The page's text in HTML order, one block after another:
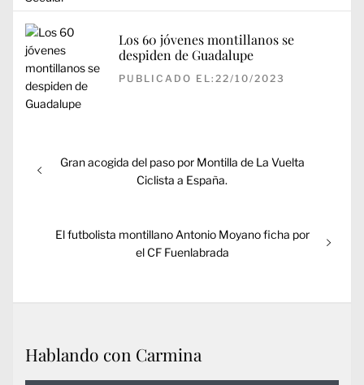
Los 60 jóvenes montillanos se
despiden de Guadalupe
PUBLICADO EL:22/10/2023
Navegación
de
Entrada
Gran acogida del paso por Montilla de La Vuelta
Ciclista a España.
Entrada
El futbolista montillano Antonio Moyano ficha por
el CF Fuenlabrada
Hablando con Carmina